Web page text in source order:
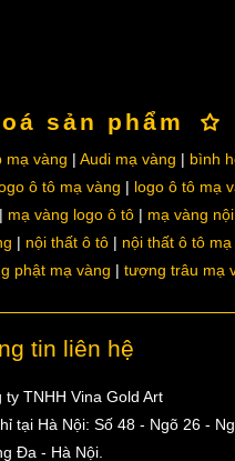
sản phẩm
mạ vàng Audi mạ vàng bình
ô tô mạ vàng logo ô tô mạ
mạ vàng logo ô tô mạ vàng
nội thất ô tô nội thất ô tô mạ
phật mạ vàng tượng trâu mạ
tin liên hệ
ty TNHH Vina Gold Art
tại Hà Nội: Số 48 - Ngõ 26 -
Đa - Hà Nội.